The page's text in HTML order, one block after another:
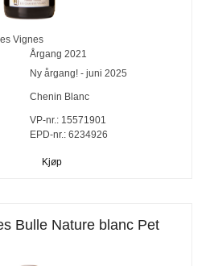
Vignes
Årgang 2021
Ny årgang! - juni 2025
Chenin Blanc
VP-nr.:15571901
EPD-nr.: 6234926
Kjøp
Bulle Nature blanc Pet